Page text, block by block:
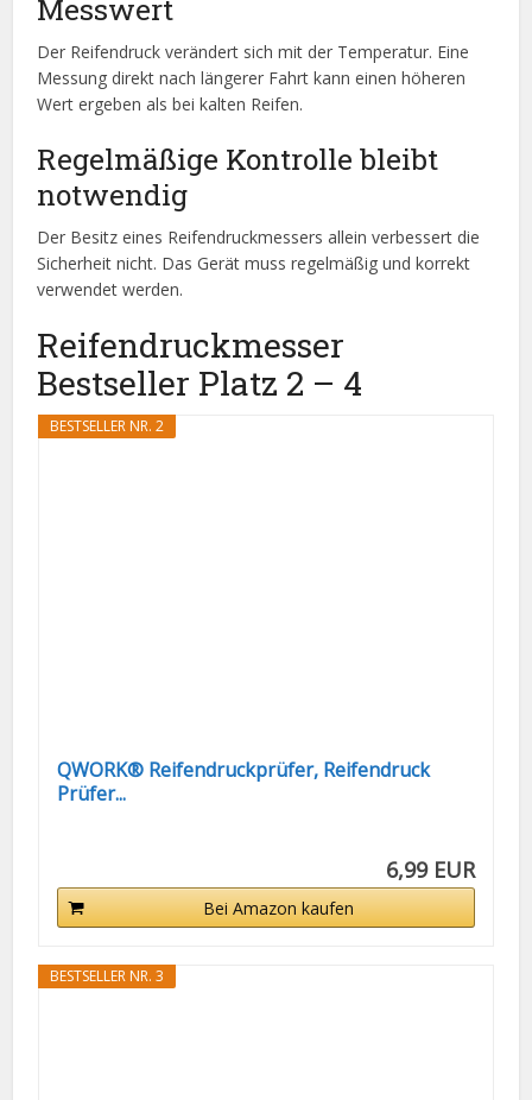
Messwert
Der Reifendruck verändert sich mit der Temperatur. Eine
Messung direkt nach längerer Fahrt kann einen höheren
Wert ergeben als bei kalten Reifen.
Regelmäßige Kontrolle bleibt
notwendig
Der Besitz eines Reifendruckmessers allein verbessert die
Sicherheit nicht. Das Gerät muss regelmäßig und korrekt
verwendet werden.
Reifendruckmesser
Bestseller Platz 2 – 4
BESTSELLER NR. 2
QWORK® Reifendruckprüfer, Reifendruck
Prüfer...
6,99 EUR
Bei Amazon kaufen
BESTSELLER NR. 3